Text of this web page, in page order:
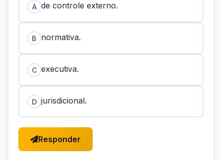
A de controle externo.
B normativa.
C executiva.
D jurisdicional.
Responder